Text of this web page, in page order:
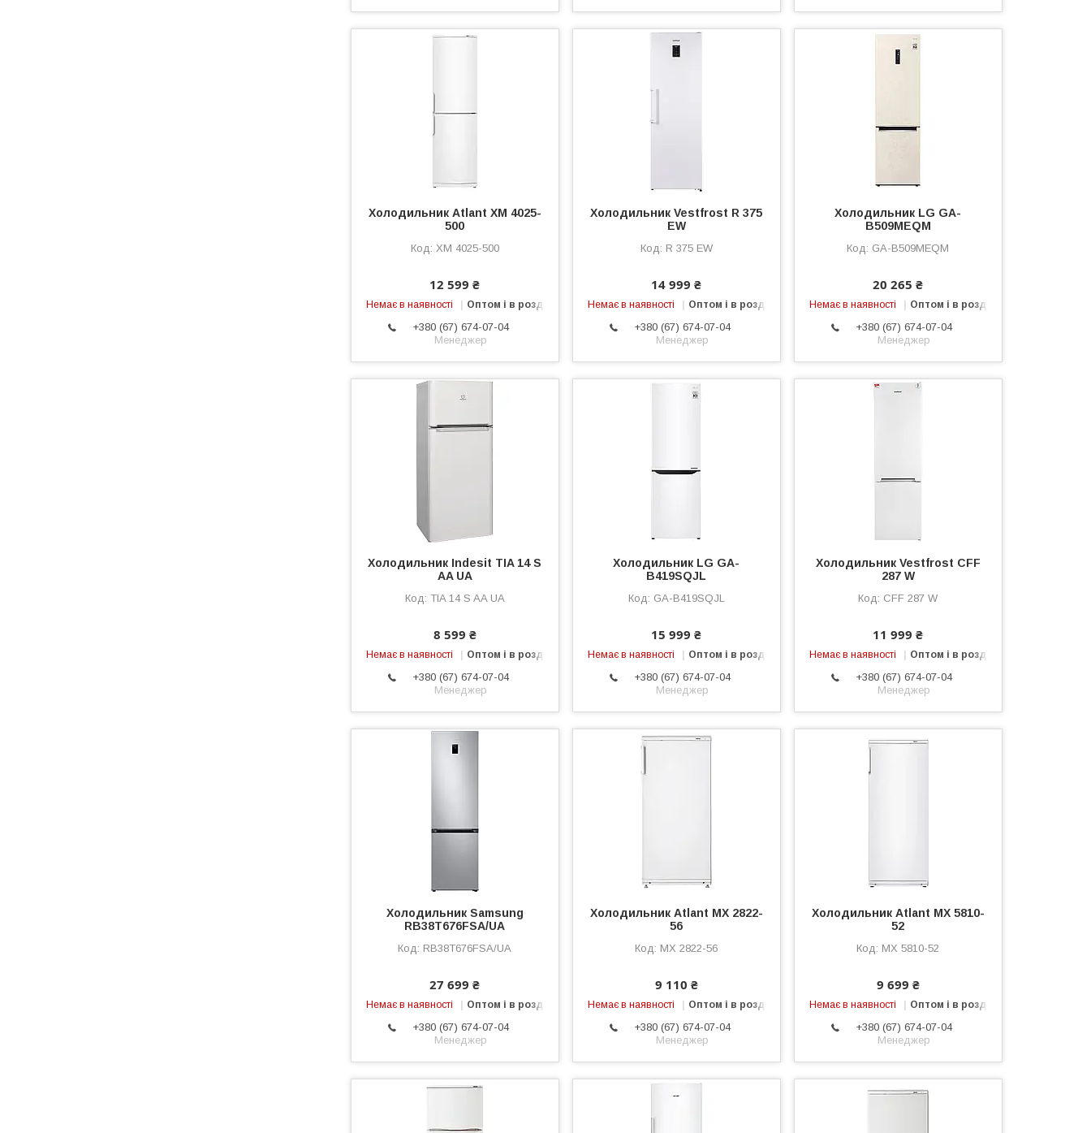
Холодильник Atlant ХМ 4025-
500
ХМ 4025-500
12 599 ₴
Немає в наявності Оптом і в роздріб
+380 (67) 674-07-04
Менеджер
Холодильник Vestfrost R 375
EW
R 375 EW
14 999 ₴
Немає в наявності Оптом і в роздріб
+380 (67) 674-07-04
Менеджер
Холодильник LG GA-
B509MEQM
GA-B509MEQM
20 265 ₴
Немає в наявності Оптом і в роздріб
+380 (67) 674-07-04
Менеджер
Холодильник Indesit TIA 14 S
AA UA
TIA 14 S AA UA
8 599 ₴
Немає в наявності Оптом і в роздріб
+380 (67) 674-07-04
Менеджер
Холодильник LG GA-
B419SQJL
GA-B419SQJL
15 999 ₴
Немає в наявності Оптом і в роздріб
+380 (67) 674-07-04
Менеджер
Холодильник Vestfrost CFF
287 W
CFF 287 W
11 999 ₴
Немає в наявності Оптом і в роздріб
+380 (67) 674-07-04
Менеджер
Холодильник Samsung
RB38T676FSA/UA
RB38T676FSA/UA
27 699 ₴
Немає в наявності Оптом і в роздріб
+380 (67) 674-07-04
Менеджер
Холодильник Atlant МХ 2822-
56
МХ 2822-56
9 110 ₴
Немає в наявності Оптом і в роздріб
+380 (67) 674-07-04
Менеджер
Холодильник Atlant МХ 5810-
52
МХ 5810-52
9 699 ₴
Немає в наявності Оптом і в роздріб
+380 (67) 674-07-04
Менеджер